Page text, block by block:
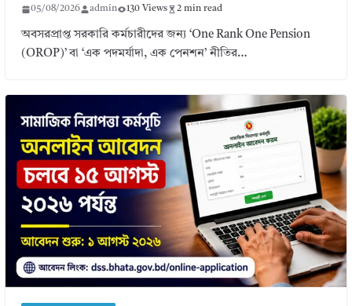
05/08/2026 admin 130 Views 2 min read
অবসরপ্রাপ্ত সরকারি কর্মচারীদের জন্য ‘One Rank One Pension
(OROP)’ বা ‘এক পদমর্যাদা, এক পেনশন’ নীতির…